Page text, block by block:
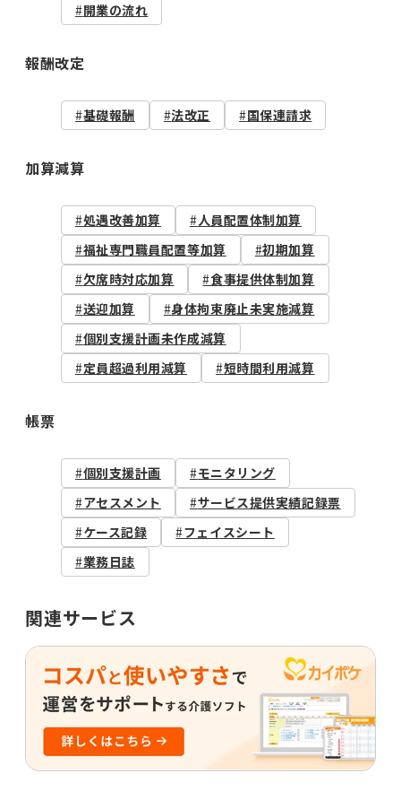
開業の流れ
報酬改定
基礎報酬 法改正 国保連請求
加算減算
処遇改善加算
人員配置体制加算
福祉専門職員配置等加算
初期加算
欠席時対応加算
食事提供体制加算
送迎加算
身体拘束廃止未実施減算
個別支援計画未作成減算
定員超過利用減算
短時間利用減算
帳票
個別支援計画
モニタリング
アセスメント
サービス提供実績記録票
ケース記録
フェイスシート
業務日誌
関連サービス